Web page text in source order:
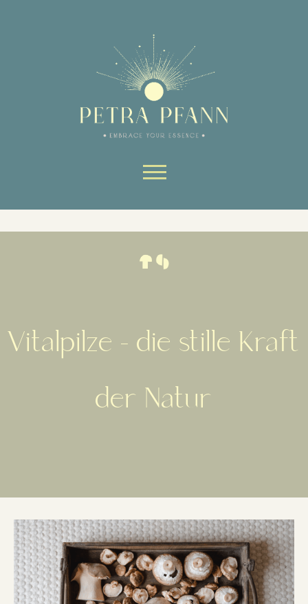
Skip to content
Vitalpilze – die stille Kraft
der Natur
der Website nicht genutzt werden.
Always active